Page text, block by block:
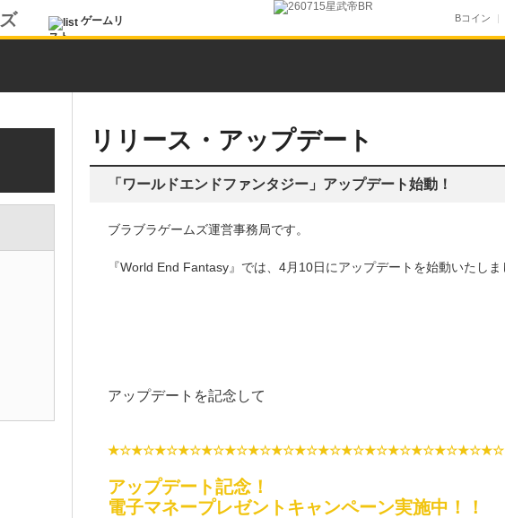
ゲームリ
スト
Bコイン
リリース・アップデート
「ワールドエンドファンタジー」アップデート始動！
ブラブラゲームズ運営事務局です。
『World End Fantasy』では、4月10日にアップデートを始動いたしま
アップデートを記念して
★☆★☆★☆★☆★☆★☆★☆★☆★☆★☆★☆★☆★☆★☆★☆★☆★☆
アップデート記念！
電子マネープレゼントキャンペーン実施中！！